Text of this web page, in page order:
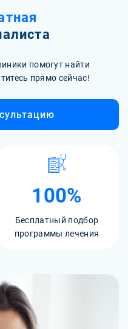
помогут найти
прямо сейчас!
100%
Бесплатный подбор
программы лечения